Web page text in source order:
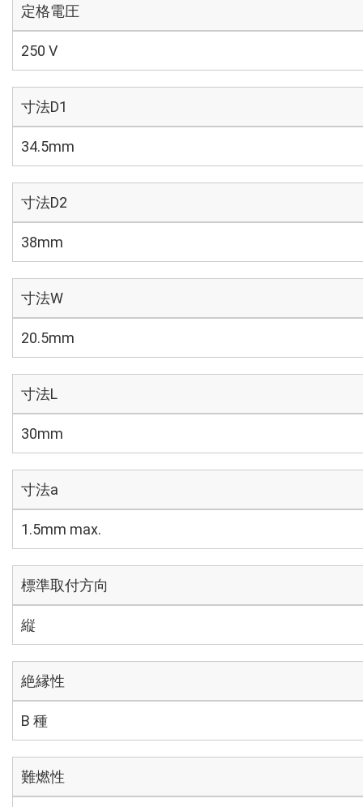
定格電圧
250 V
寸法D1
34.5mm
寸法D2
38mm
寸法W
20.5mm
寸法L
30mm
寸法a
1.5mm max.
標準取付方向
縦
絶縁性
B 種
難燃性